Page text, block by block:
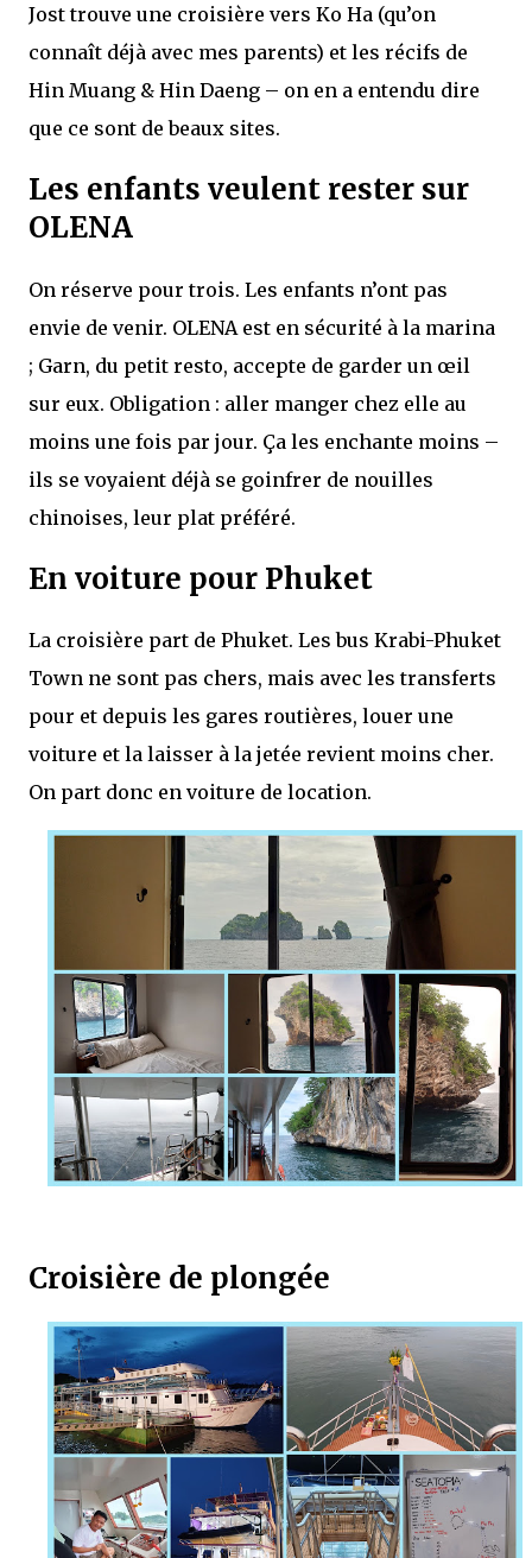
Jost trouve une croisière vers Ko Ha (qu’on
connaît déjà avec mes parents) et les récifs de
Hin Muang & Hin Daeng – on en a entendu dire
que ce sont de beaux sites.
Les enfants veulent rester sur
OLENA
On réserve pour trois. Les enfants n’ont pas
envie de venir. OLENA est en sécurité à la marina
; Garn, du petit resto, accepte de garder un œil
sur eux. Obligation : aller manger chez elle au
moins une fois par jour. Ça les enchante moins –
ils se voyaient déjà se goinfrer de nouilles
chinoises, leur plat préféré.
En voiture pour Phuket
La croisière part de Phuket. Les bus Krabi-Phuket
Town ne sont pas chers, mais avec les transferts
pour et depuis les gares routières, louer une
voiture et la laisser à la jetée revient moins cher.
On part donc en voiture de location.
Croisière de plongée